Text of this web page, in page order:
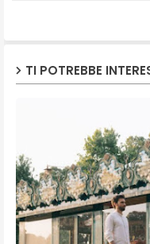
TI POTREBBE